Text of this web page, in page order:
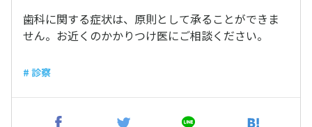
歯科に関する症状は、原則として承ることができま
せん。お近くのかかりつけ医にご相談ください。
# 診察